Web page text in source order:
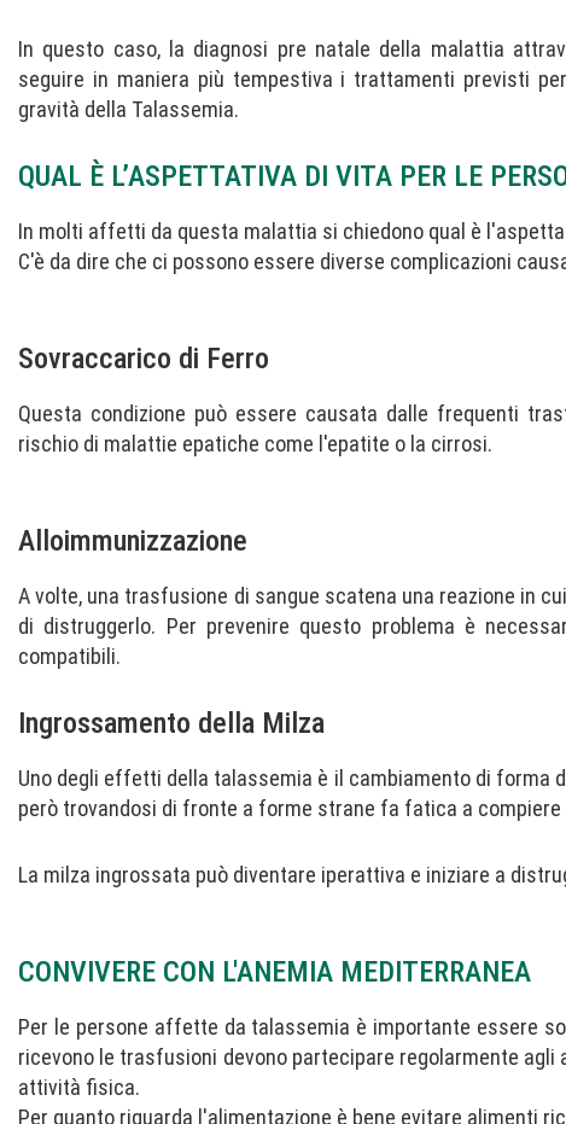
In questo caso, la diagnosi pre natale della malattia
seguire in maniera più tempestiva i trattamenti previsti
gravità della Talassemia.
QUAL È L’ASPETTATIVA DI VITA PER LE
In molti affetti da questa malattia si chiedono qual è
C'è da dire che ci possono essere diverse complicazioni
Sovraccarico di Ferro
Questa condizione può essere causata dalle frequenti
rischio di malattie epatiche come l'epatite o la cirrosi.
Alloimmunizzazione
A volte, una trasfusione di sangue scatena una reazione in
di distruggerlo. Per prevenire questo problema è
compatibili.
Ingrossamento della Milza
Uno degli effetti della talassemia è il cambiamento di forma
però trovandosi di fronte a forme strane fa fatica a
La milza ingrossata può diventare iperattiva e iniziare a
CONVIVERE CON L'ANEMIA MEDITERRANEA
Per le persone affette da talassemia è importante essere
ricevono le trasfusioni devono partecipare regolarmente
attività fisica.
Per quanto riguarda l'alimentazione è bene evitare alimenti